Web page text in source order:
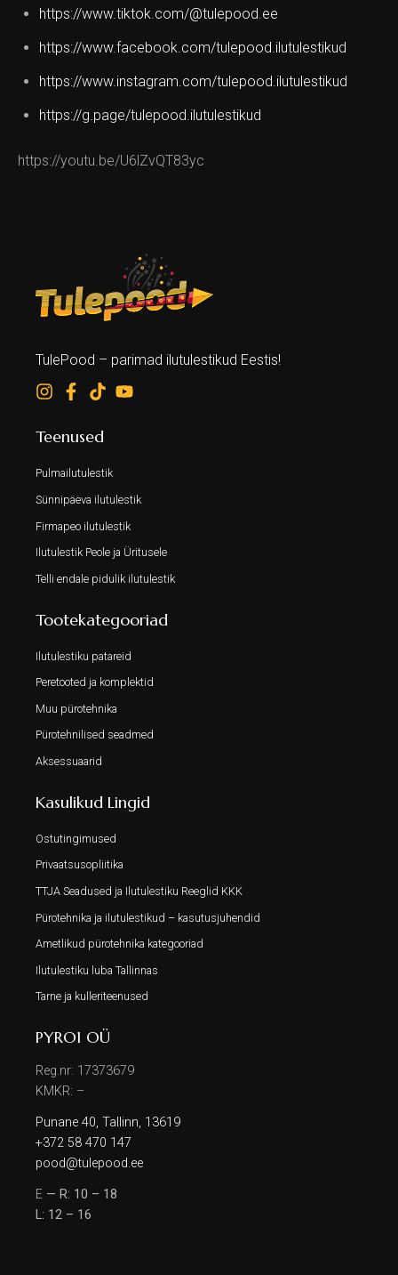
https://www.tiktok.com/@tulepood.ee
https://www.facebook.com/tulepood.ilutulestikud
https://www.instagram.com/tulepood.ilutulestikud
https://g.page/tulepood.ilutulestikud
https://youtu.be/U6lZvQT83yc
TulePood – parimad ilutulestikud Eestis!
Teenused
Pulmailutulestik
Sünnipäeva ilutulestik
Firmapeo ilutulestik
Ilutulestik Peole ja Üritusele
Telli endale pidulik ilutulestik
Tootekategooriad
Ilutulestiku patareid
Peretooted ja komplektid
Muu pürotehnika
Pürotehnilised seadmed
Aksessuaarid
Kasulikud Lingid
Ostutingimused
Privaatsusopliitika
TTJA Seadused ja Ilutulestiku Reeglid KKK
Pürotehnika ja ilutulestikud – kasutusjuhendid
Ametlikud pürotehnika kategooriad
Ilutulestiku luba Tallinnas
Tarne ja kulleriteenused
PYRO1 OÜ
Reg.nr: 17373679
KMKR: –
Punane 40, Tallinn, 13619
+372 58 470 147
pood@tulepood.ee
E — R: 10 – 18
L: 12 – 16